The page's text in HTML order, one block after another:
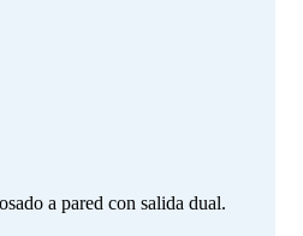
a pared con salida dual.